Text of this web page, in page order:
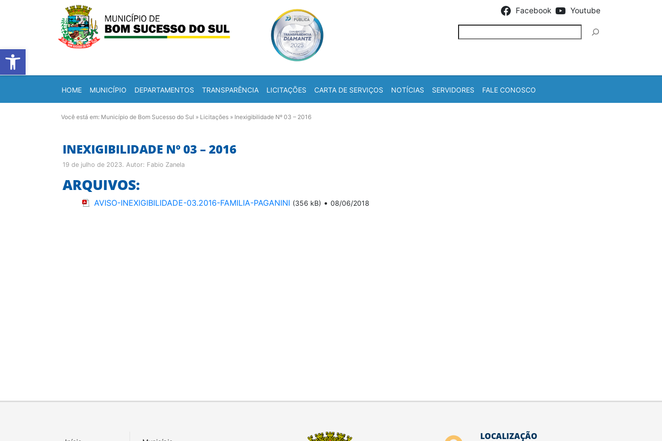
Barra de Ferramentas Aberta
Facebook Youtube
HOME MUNICÍPIO DEPARTAMENTOS TRANSPARÊNCIA LICITAÇÕES CARTA DE SERVIÇOS NOTÍCIAS SERVIDORES FALE CONOSCO
Você está em: Município de Bom Sucesso do Sul » Licitações » Inexigibilidade Nº 03 – 2016
INEXIGIBILIDADE Nº 03 – 2016
19 de julho de 2023. Autor: Fabio Zanela
ARQUIVOS:
AVISO-INEXIGIBILIDADE-03.2016-FAMILIA-PAGANINI (356 kB) • 08/06/2018
LOCALIZAÇÃO